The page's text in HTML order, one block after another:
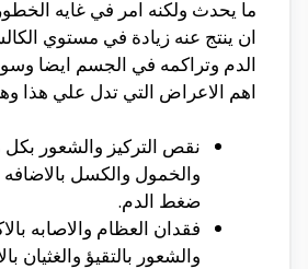
ما يحدث ولكنه امر في غايه
ان ينتج عنه زيادة في مستوي
الدم وتراكمه في الجسم ايضا
اهم الاعراض التي تدل علي هذا
نقص التركيز والشعور بكل
والخمول والكسل
ضغط الدم.
فقدان العظام والاصابه
والشعور بالتقيؤ والغثيان